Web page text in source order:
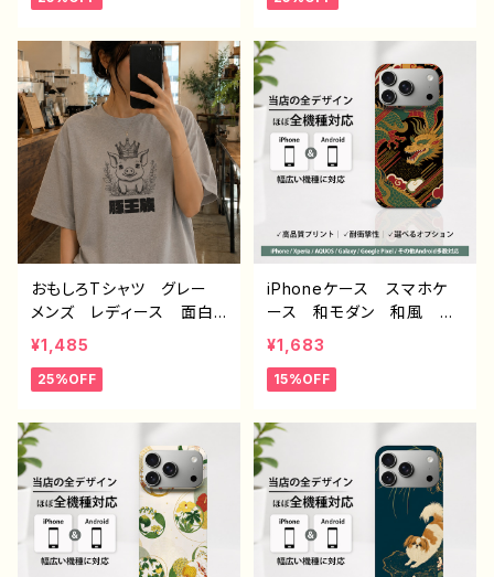
ター おすすめ 個性的
人気 イラストレーター
クリエイター 絵師 オリ
ジナル デザイン グッ
ズ 半袖シャツ デザイ
ン コラボ 悪いことを言
うパンダ タイトル：たいや
き悪パンダ 作：こさつね
C-3
ル：デブ界のスリム（ホワイ
ト） 作：んごミック C-3
おもしろTシャツ グレー
メンズ レディース 面白T
シャツ かわいい おしゃ
れ イラスト ブタ 動
物 ゆるかわ ゆるい ユ
ルキャラクター おすす
め 個性的 人気 イラス
トレーター クリエイター
絵師 オリジナル デザイ
ン グッズ 半袖シャツ
デザイン コラボ タイト
ル：豚王族（グレー） 作：ん
¥1,485
25%OFF
iPhoneケース スマホケ
ース 和モダン 和風 和
柄 おしゃれ メンズ 高
校生 男子 安い iPhon
e17/16/15/14/13/12 おす
アンドロイド ケース Gal
axy AQUOS Xperia
Google Pixel タイトル：
和柄ドラゴン デザイン932
J1-9
¥1,683
15%OFF